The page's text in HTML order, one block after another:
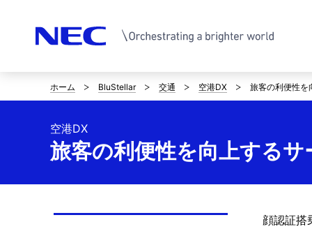
サ
イ
ト
ホーム BluStellar 交通 空港DX 旅客の利便性を
旅客の利便性を向上するサ
空港DX
顔認証搭